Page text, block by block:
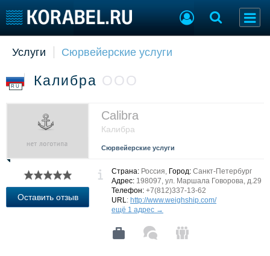
Судостроение
Новости
Репутация
Работа
Крюинг
Реклама
Торговая площадка
Продажа флота
Изделия
Материалы
Конференции
Флот
Форум
Услуги Сюрвейерские услуги
RU Калибра ООО
Calibra
Калибра
Сюрвейерские услуги
Оставить отзыв
Страна: Россия, Город: Санкт-Петербург
Адрес: 198097, ул. Маршала Говорова, д.29
Телефон: +7(812)337-13-62
URL: http://www.weighship.com/
ещё 1 адрес →